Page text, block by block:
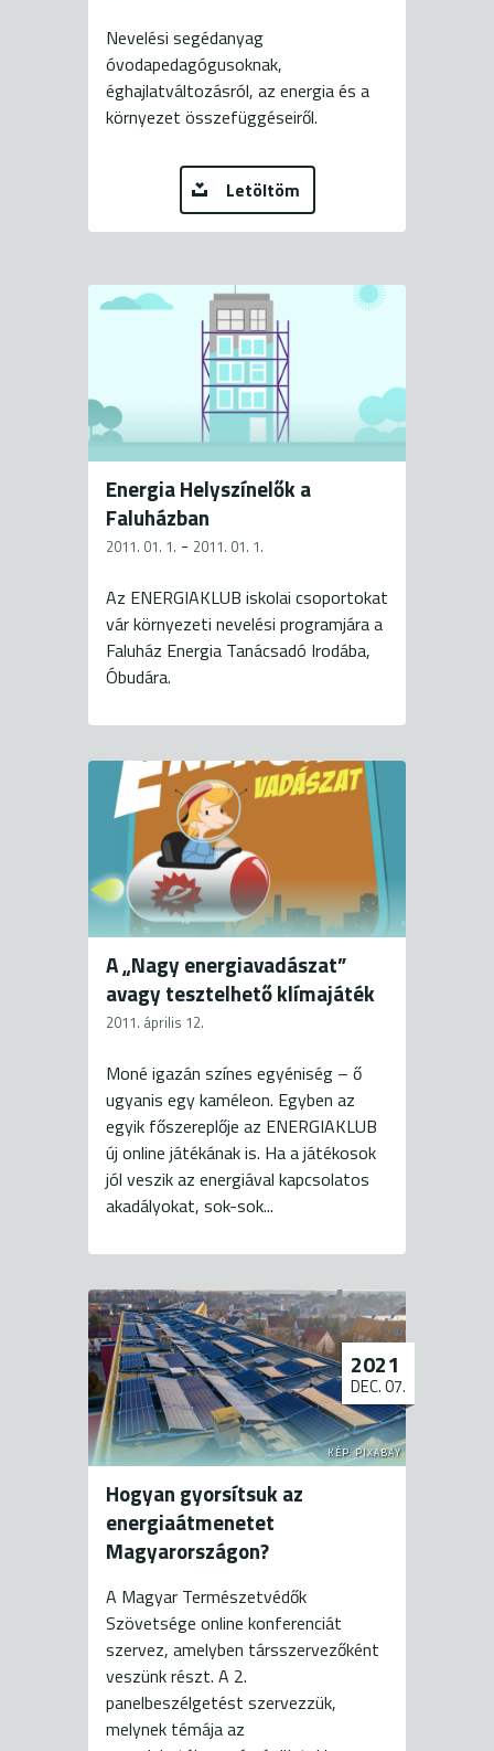
Nevelési segédanyag
óvodapedagógusoknak,
éghajlatváltozásról, az energia és a
környezet összefüggéseiről.
Letöltöm
Energia Helyszínelők a
Faluházban
2011. 01. 1. - 2011. 01. 1.
Az ENERGIAKLUB iskolai csoportokat
vár környezeti nevelési programjára a
Faluház Energia Tanácsadó Irodába,
Óbudára.
A „Nagy energiavadászat”
avagy tesztelhető klímajáték
2011. április 12.
Moné igazán színes egyéniség – ő
ugyanis egy kaméleon. Egyben az
egyik főszereplője az ENERGIAKLUB
új online játékának is. Ha a játékosok
jól veszik az energiával kapcsolatos
akadályokat, sok-sok...
KÉP: PIXABAY
Hogyan gyorsítsuk az
energiaátmenetet
Magyarországon?
2021
DEC. 07.
A Magyar Természetvédők
Szövetsége online konferenciát
szervez, amelyben társszervezőként
veszünk részt. A 2.
panelbeszélgetést szervezzük,
melynek témája az